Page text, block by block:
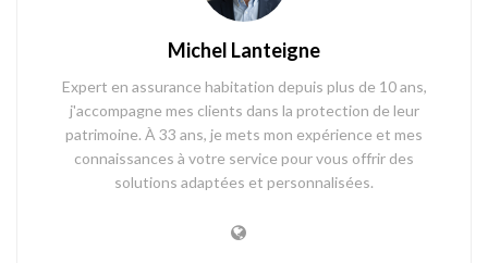
Michel Lanteigne
Expert en assurance habitation depuis plus de 10 ans,
j'accompagne mes clients dans la protection de leur
patrimoine. À 33 ans, je mets mon expérience et mes
connaissances à votre service pour vous offrir des
solutions adaptées et personnalisées.